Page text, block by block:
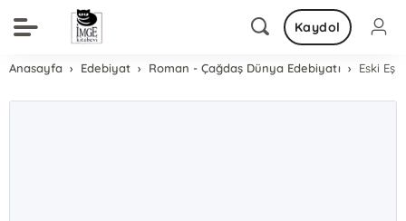
Kaydol
Anasayfa Edebiyat Roman - Çağdaş Dünya Edebiyatı Eski Eş